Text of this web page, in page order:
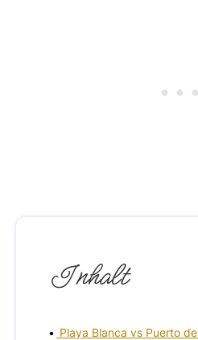
Inhalt
Playa Blanca vs Puerto